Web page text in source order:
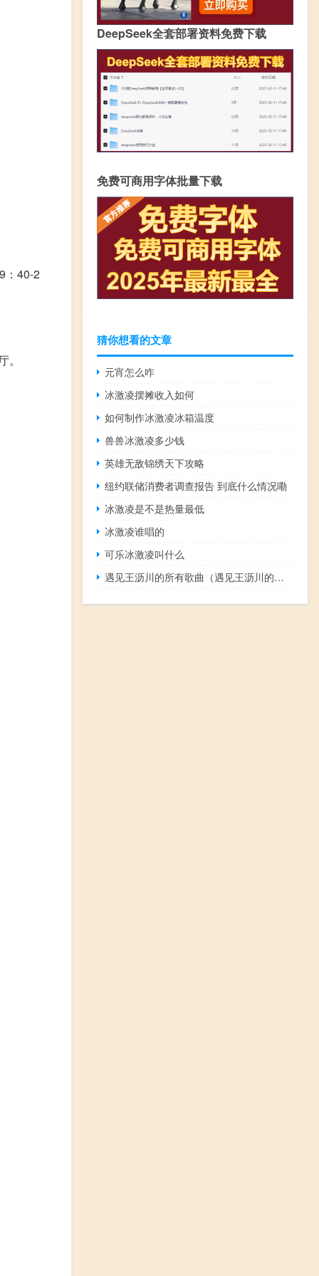
：40-2
DeepSeek全套部署资料免费下载
免费可商用字体批量下载
猜你想看的文章
元宵怎么咋
冰激凌摆摊收入如何
如何制作冰激凌冰箱温度
兽兽冰激凌多少钱
英雄无敌锦绣天下攻略
纽约联储消费者调查报告 到底什么情况嘞
冰激凌是不是热量最低
冰激凌谁唱的
可乐冰激凌叫什么
遇见王沥川的所有歌曲（遇见王沥川的全部歌曲）